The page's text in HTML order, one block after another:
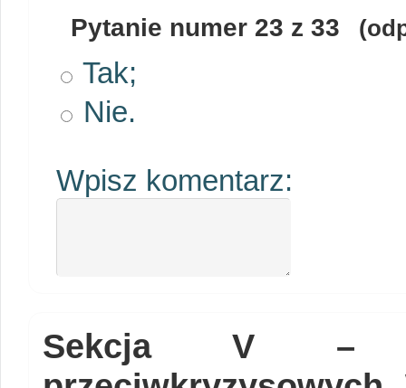
Pytanie numer 23 z 33
Tak;
Nie.
Wpisz komentarz:
Sekcja V –